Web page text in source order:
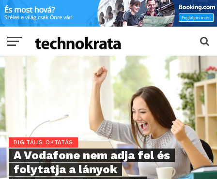
DIGITÁLIS OKTATÁS
A Vodafone nem adja fel és
folytatja a lányok